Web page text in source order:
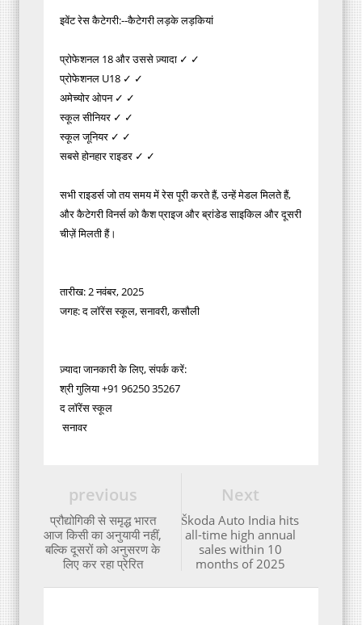
इवेंट रेस कैटेगरी:--कैटेगरी लड़के लड़कियां
प्रोफेशनल 18 और उससे ज़्यादा ✓ ✓
प्रोफेशनल U18 ✓ ✓
अमेच्योर ओपन ✓ ✓
स्कूल सीनियर ✓ ✓
स्कूल जूनियर ✓ ✓
सबसे होनहार राइडर ✓ ✓
सभी राइडर्स जो तय समय में रेस पूरी करते हैं, उन्हें मेडल मिलते हैं,
और कैटेगरी विनर्स को कैश प्राइज और ब्रांडेड साइकिल और दूसरी
चीज़ें मिलती हैं।
तारीख: 2 नवंबर, 2025
जगह: द लॉरेंस स्कूल, सनावरी, कसौली
ज़्यादा जानकारी के लिए, संपर्क करें:
श्री गुलिया +91 96250 35267
द लॉरेंस स्कूल
सनावर
Next
Škoda Auto India hits
all-time high annual
sales within 10
months of 2025
previous
प्रौद्योगिकी से समृद्ध भारत
आज किसी का अनुयायी नहीं,
बल्कि दूसरों को अनुसरण के
लिए कर रहा प्रेरित